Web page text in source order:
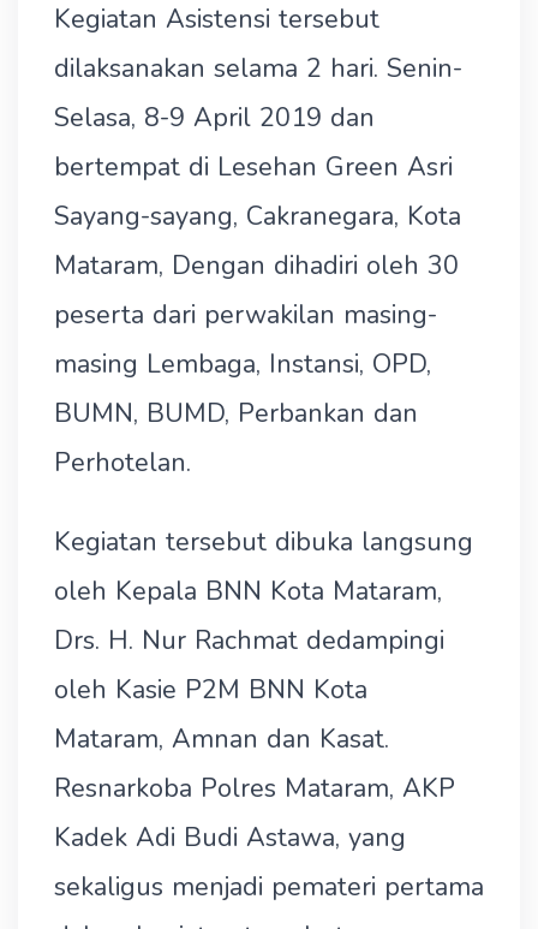
Kegiatan Asistensi tersebut
dilaksanakan selama 2 hari. Senin-
Selasa, 8-9 April 2019 dan
bertempat di Lesehan Green Asri
Sayang-sayang, Cakranegara, Kota
Mataram, Dengan dihadiri oleh 30
peserta dari perwakilan masing-
masing Lembaga, Instansi, OPD,
BUMN, BUMD, Perbankan dan
Perhotelan.
Kegiatan tersebut dibuka langsung
oleh Kepala BNN Kota Mataram,
Drs. H. Nur Rachmat dedampingi
oleh Kasie P2M BNN Kota
Mataram, Amnan dan Kasat.
Resnarkoba Polres Mataram, AKP
Kadek Adi Budi Astawa, yang
sekaligus menjadi pemateri pertama